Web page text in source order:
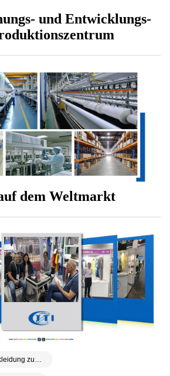
und Entwicklungs-
dem Weltmarkt
Geteilte Arbeitskleidung zum Schutz vor Lichtbogenblitzen